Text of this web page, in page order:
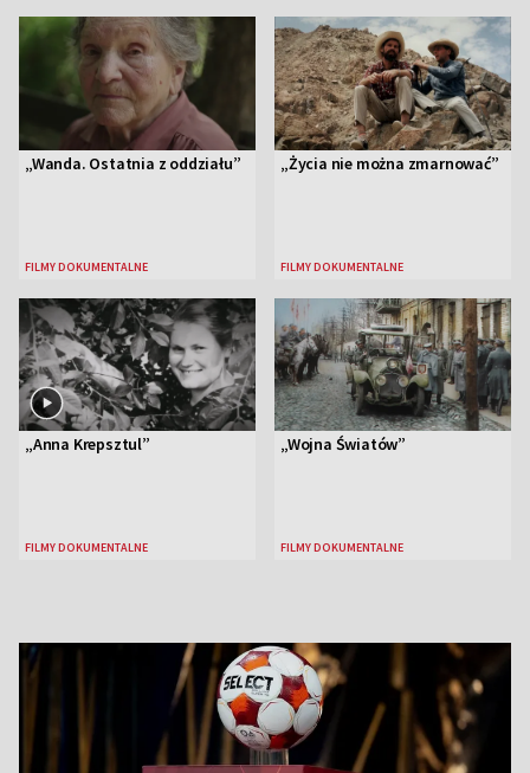
„Wanda. Ostatnia z oddziału”
FILMY DOKUMENTALNE
„Życia nie można zmarnować”
FILMY DOKUMENTALNE
„Anna Krepsztul”
FILMY DOKUMENTALNE
„Wojna Światów”
FILMY DOKUMENTALNE